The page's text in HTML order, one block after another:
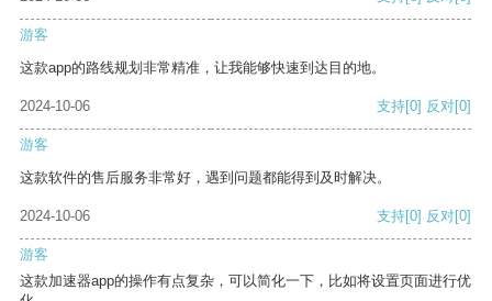
游客
这款app的路线规划非常精准，让我能够快速到达目的地。
2024-10-06 支持[0] 反对[0]
游客
这款软件的售后服务非常好，遇到问题都能得到及时解决。
2024-10-06 支持[0] 反对[0]
游客
这款加速器app的操作有点复杂，可以简化一下，比如将设置页面进行优